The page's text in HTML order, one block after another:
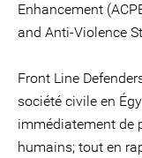
Enhancement
and Anti-Violence
Front Line
société civile en
immédiatement de
humains; tout en